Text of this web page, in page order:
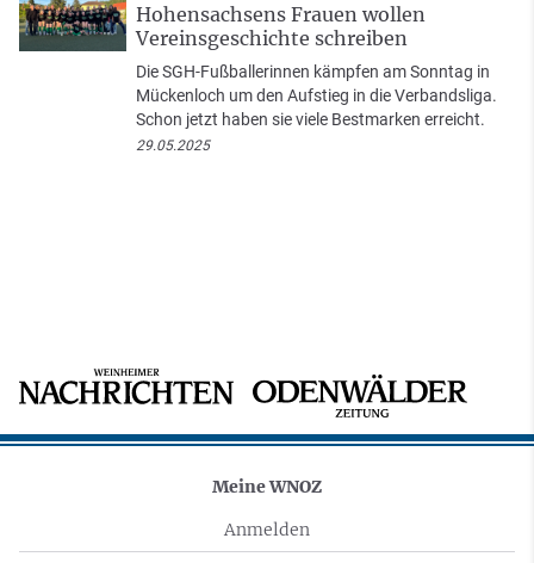
Hohensachsens Frauen wollen
Vereinsgeschichte schreiben
Die SGH-Fußballerinnen kämpfen am Sonntag in
Mückenloch um den Aufstieg in die Verbandsliga.
Schon jetzt haben sie viele Bestmarken erreicht.
29.05.2025
Meine WNOZ
Anmelden